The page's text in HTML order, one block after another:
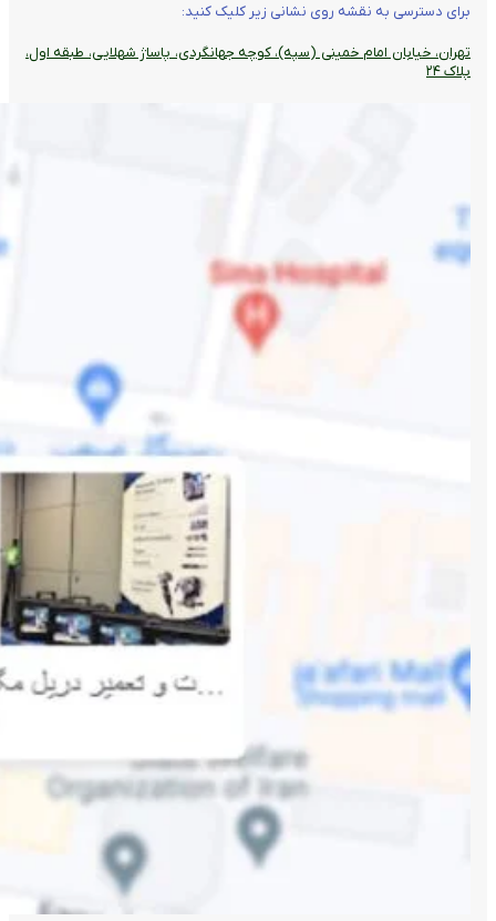
برای دسترسی به نقشه روی نشانی زیر کلیک کنید:
تهران، خیابان امام خمینی (سپه)، کوچه جهانگردی،‌ پاساژ شهلایی، طبقه اول،
پلاک ۲۴